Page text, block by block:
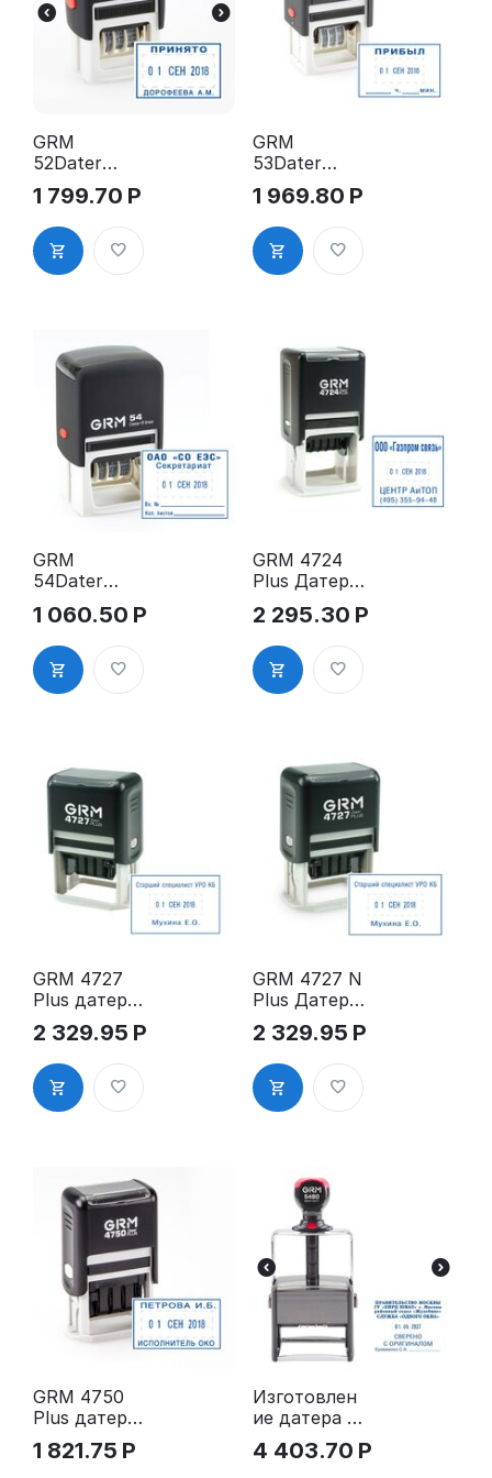
GRM
52Dater
Датер
30х20мм
1 799.70 Р
GRM
53Dater
Датер
45х30мм
1 969.80 Р
GRM
54Dater
Датер
50х40мм
1 060.50 Р
GRM 4724
Plus Датер с
полем для
текста
РУССКИЙ
40х40мм
2 295.30 Р
GRM 4727
Plus датер
60*40 мм
2 329.95 Р
GRM 4727 N
Plus Датер c
полем для
текста
ЦИФРОВОЙ
60х40мм
2 329.95 Р
GRM 4750
Plus датер
41*24 мм
1 821.75 Р
Изготовлен
ие датера с
полем для
текста
4 403.70 Р